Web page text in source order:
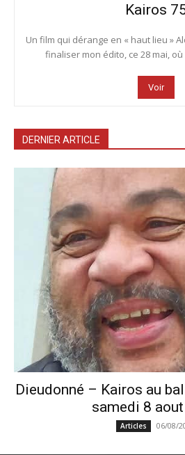
Kairos
Un film qui dérange en « haut lieu »
finaliser mon édito, ce 28 mai,
Voir
DERNIER ARTICLE
Dieudonné – Kairos au
samedi 8
Articles 06/08/